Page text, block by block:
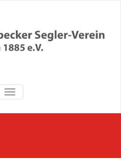
NAVIGATION UMSCHALTEN